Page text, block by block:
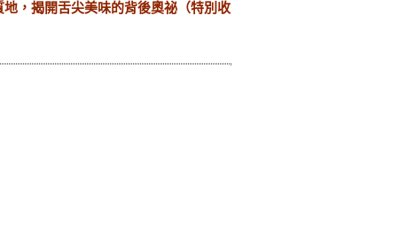
，揭開舌尖美味的背後奧祕（特別收